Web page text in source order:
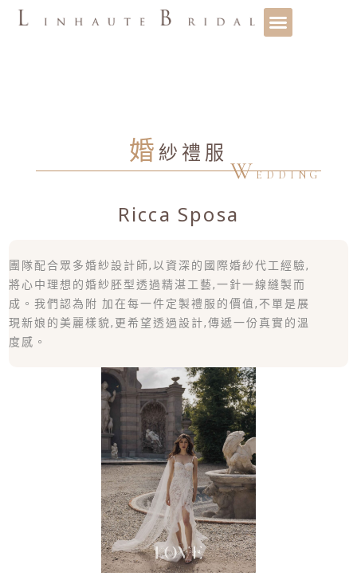
婚 紗禮服
WEDDING
Ricca Sposa
團隊配合眾多婚紗設計師,以資深的國際婚紗代工經驗,
將心中理想的婚紗胚型透過精湛工藝,一針一線縫製而
成。我們認為附 加在每一件定製禮服的價值,不單是展
現新娘的美麗樣貌,更希望透過設計,傳遞一份真實的溫
度感。
Michela